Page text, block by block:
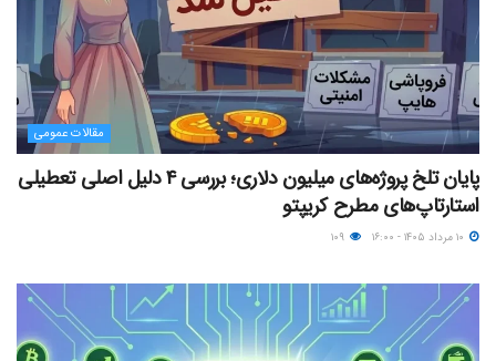
مقالات عمومی
پایان تلخ پروژه‌های میلیون دلاری؛ بررسی ۴ دلیل اصلی تعطیلی
استارتاپ‌های مطرح کریپتو